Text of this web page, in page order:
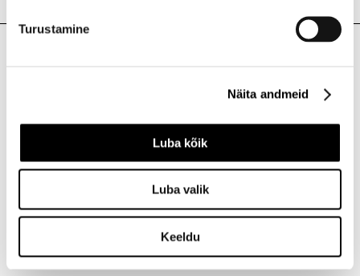
Turustamine
Näita andmeid
Luba kõik
Luba valik
Keeldu
I.L.U. Rocca al Mare